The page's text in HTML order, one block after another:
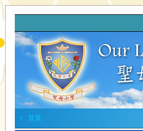
> 首頁